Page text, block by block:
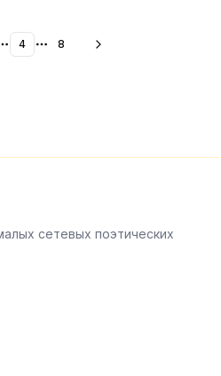
More pages
4 More pages
8
сетевых поэтических